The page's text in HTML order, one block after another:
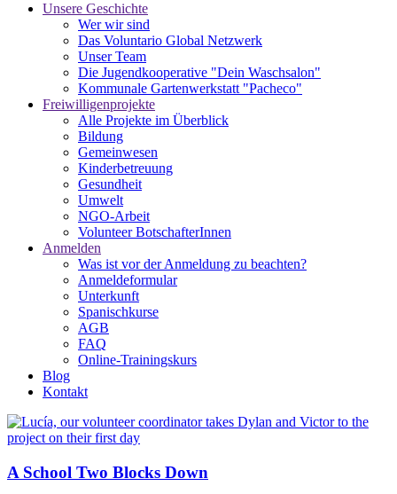
Unsere Geschichte
Wer wir sind
Das Voluntario Global Netzwerk
Unser Team
Die Jugendkooperative "Dein Waschsalon"
Kommunale Gartenwerkstatt "Pacheco"
Freiwilligenprojekte
Alle Projekte im Überblick
Bildung
Gemeinwesen
Kinderbetreuung
Gesundheit
Umwelt
NGO-Arbeit
Volunteer BotschafterInnen
Anmelden
Was ist vor der Anmeldung zu beachten?
Anmeldeformular
Unterkunft
Spanischkurse
AGB
FAQ
Online-Trainingskurs
Blog
Kontakt
A School Two Blocks Down